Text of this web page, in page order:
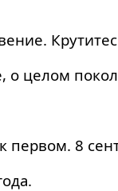
целом
8